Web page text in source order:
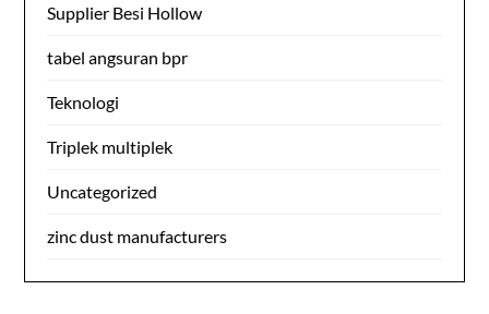
Supplier Besi Hollow
tabel angsuran bpr
Teknologi
Triplek multiplek
Uncategorized
zinc dust manufacturers